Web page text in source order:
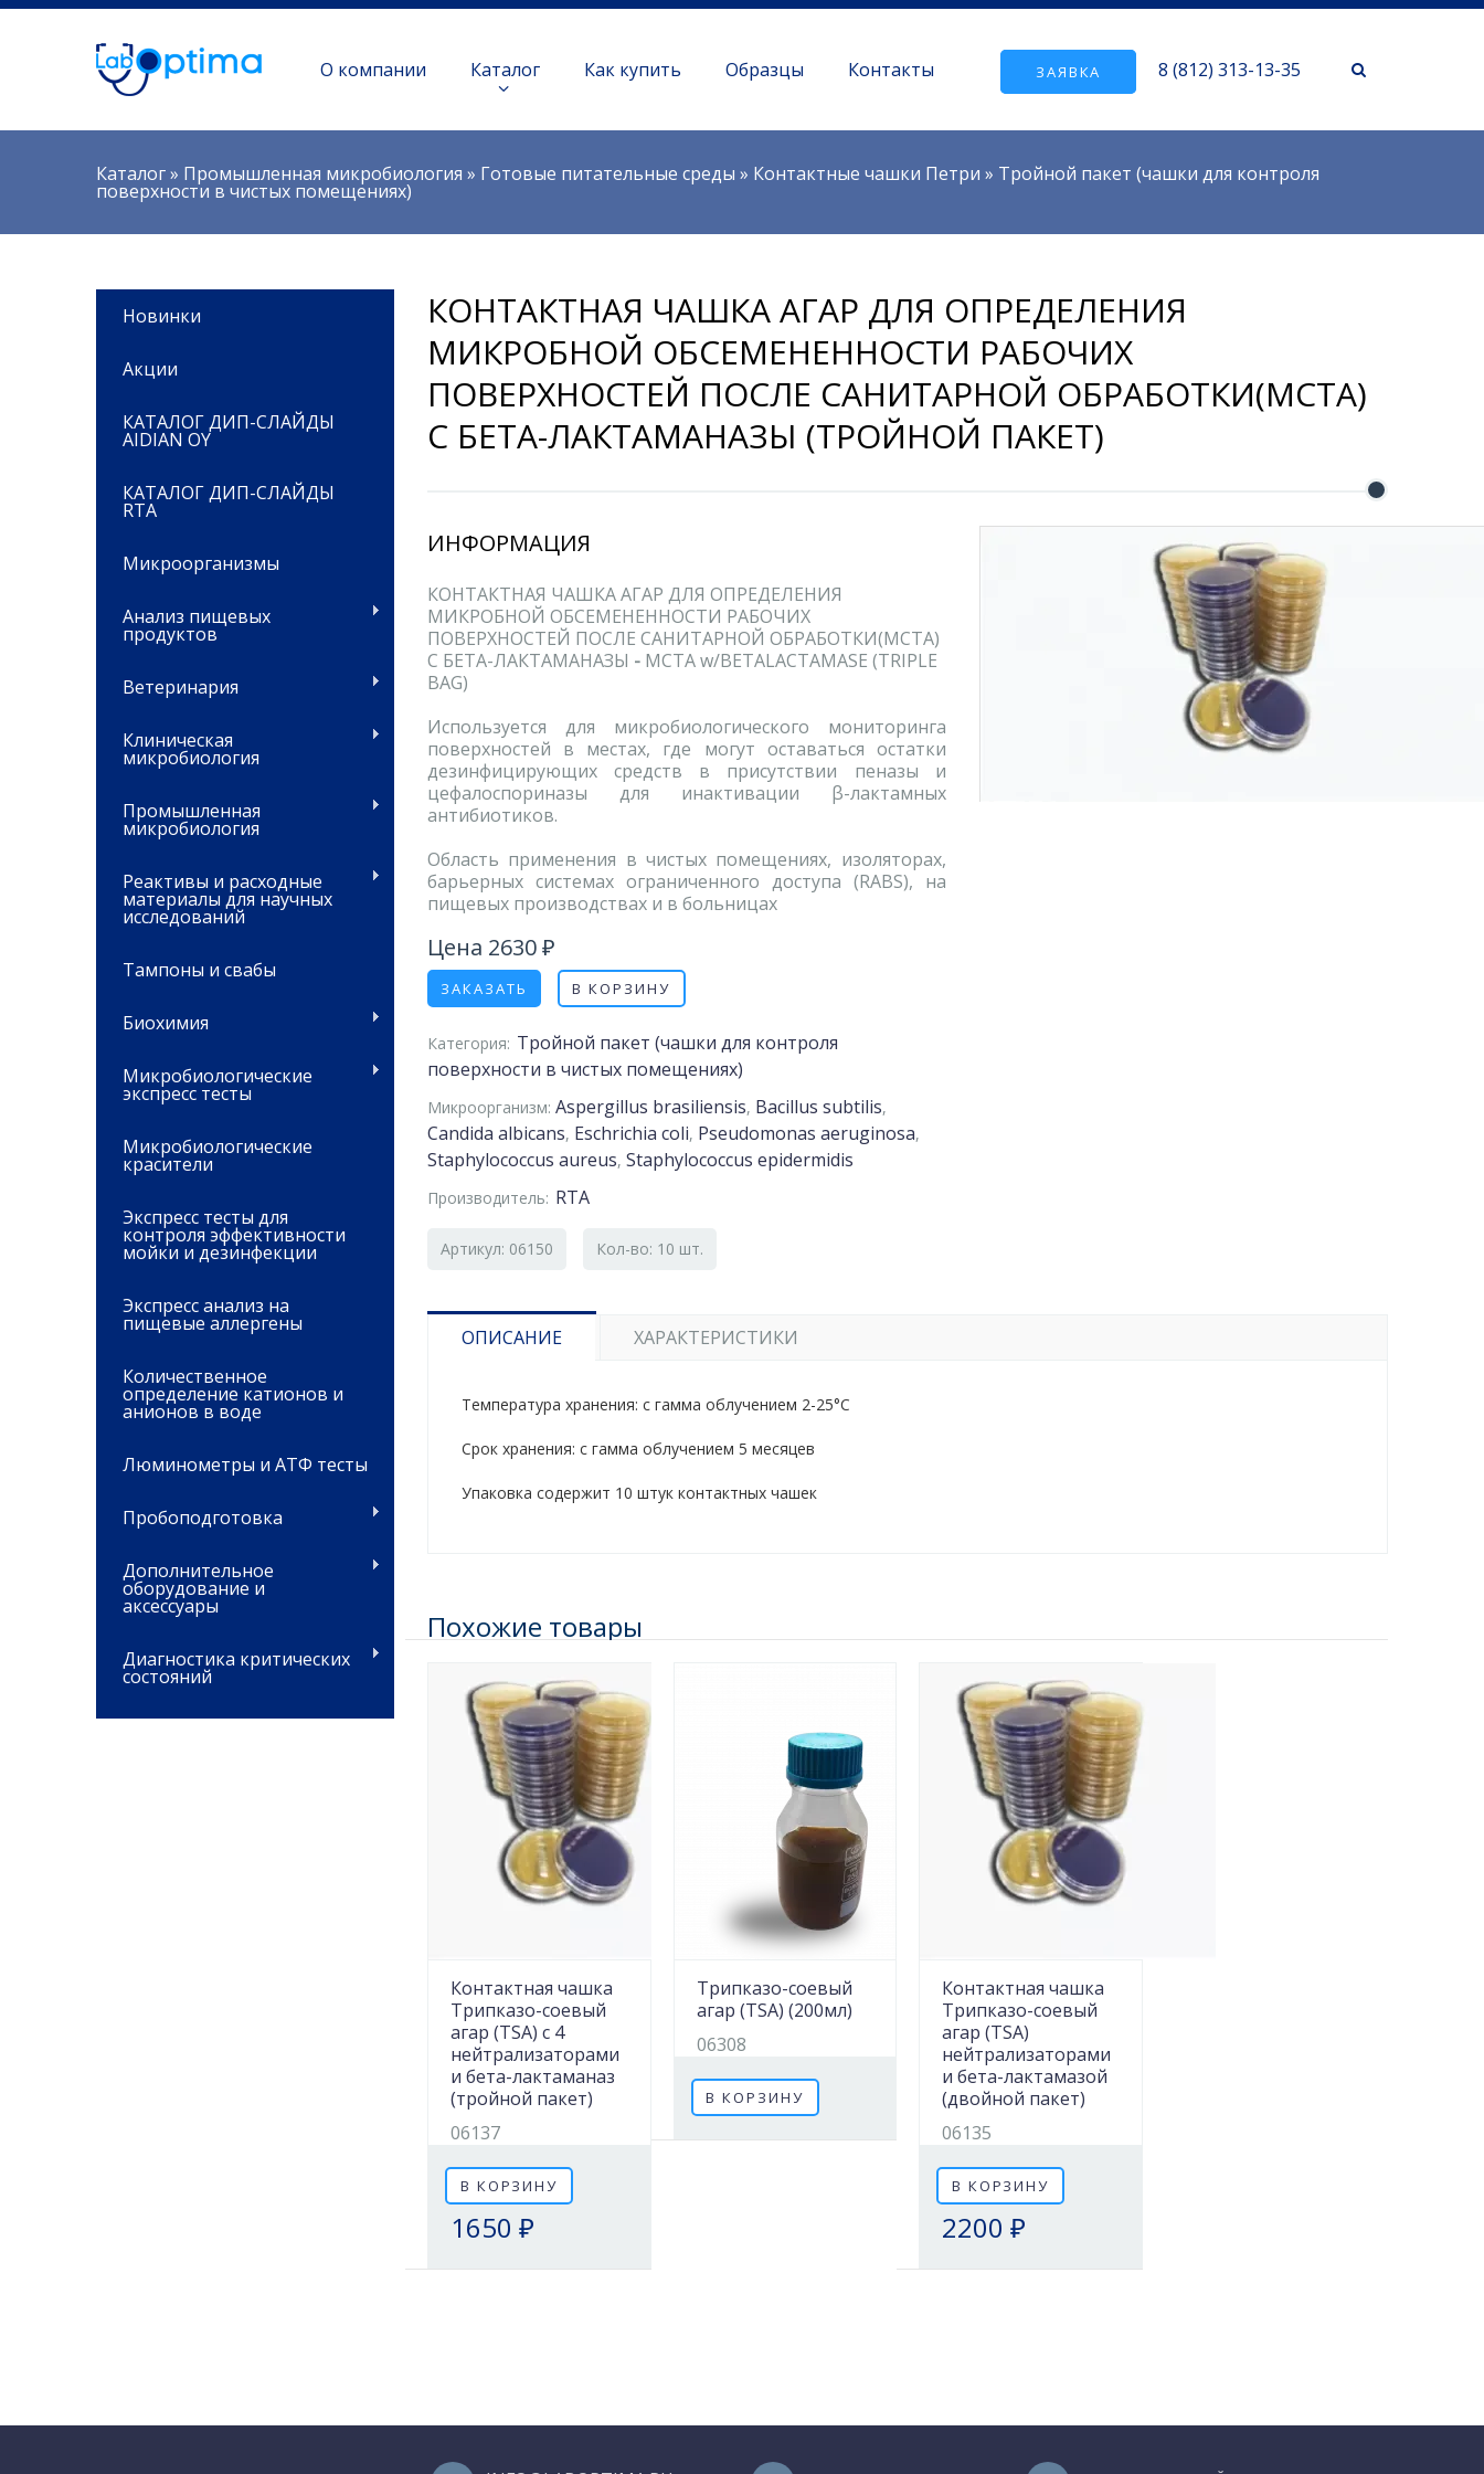
О компании Каталог Как купить Образцы Контакты ЗАЯВКА 8 (812) 313-13-35
Вы здесь
Каталог» Промышленная микробиология » Готовые питательные среды » Контактные чашки Петри » Тройной пакет (чашки для контроля
поверхности в чистых помещениях)
Новинки
Акции
КАТАЛОГ ДИП-СЛАЙДЫ
AIDIAN OY
КАТАЛОГ ДИП-СЛАЙДЫ
RTA
Микроорганизмы
Анализ пищевых
продуктов
Ветеринария
Клиническая
микробиология
Промышленная
микробиология
Реактивы и расходные
материалы для научных
исследований
Тампоны и свабы
Биохимия
Микробиологические
экспресс тесты
Микробиологические
красители
Экспресс тесты для
контроля эффективности
мойки и дезинфекции
Экспресс анализ на
пищевые аллергены
Количественное
определение катионов и
анионов в воде
Люминометры и АТФ тесты
Пробоподготовка
Дополнительное
оборудование и
аксессуары
Диагностика критических
состояний
КОНТАКТНАЯ ЧАШКА АГАР ДЛЯ ОПРЕДЕЛЕНИЯ
МИКРОБНОЙ ОБСЕМЕНЕННОСТИ РАБОЧИХ
ПОВЕРХНОСТЕЙ ПОСЛЕ САНИТАРНОЙ ОБРАБОТКИ(MCTA)
C БЕТА-ЛАКТАМАНАЗЫ (ТРОЙНОЙ ПАКЕТ)
ИНФОРМАЦИЯ
КОНТАКТНАЯ ЧАШКА АГАР ДЛЯ ОПРЕДЕЛЕНИЯ
МИКРОБНОЙ ОБСЕМЕНЕННОСТИ РАБОЧИХ
ПОВЕРХНОСТЕЙ ПОСЛЕ САНИТАРНОЙ ОБРАБОТКИ(MCTA)
C БЕТА-ЛАКТАМАНАЗЫ - MCTA w/BETALACTAMASE (TRIPLE
BAG)
Используется для микробиологического мониторинга
поверхностей в местах, где могут оставаться остатки
дезинфицирующих средств в присутствии пеназы и
цефалоспориназы для инактивации β-лактамных
антибиотиков.
Область применения в чистых помещениях, изоляторах,
барьерных системах ограниченного доступа (RABS), на
пищевых производствах и в больницах
Цена 2630 ₽
ЗАКАЗАТЬ В КОРЗИНУ
Категория: Тройной пакет (чашки для контроля
поверхности в чистых помещениях)
Микроорганизм: Aspergillus brasiliensis, Bacillus subtilis,
Candida albicans, Eschrichia coli, Pseudomonas aeruginosa,
Staphylococcus aureus, Staphylococcus epidermidis
Производитель: RTA
Артикул: 06150 Кол-во: 10 шт.
ОПИСАНИЕ ХАРАКТЕРИСТИКИ
Tемпература хранения: c гамма облучением 2-25°С
Срок хранения: c гамма облучением 5 месяцев
Упаковка содержит 10 штук контактных чашек
Похожие товары
Контактная чашка
Трипказо-соевый
агар (TSA) с 4
нейтрализаторами
и бета-лактаманаз
(тройной пакет)
06137
В КОРЗИНУ
1650 ₽
Трипказо-соевый
агар (TSA) (200мл)
06308
В КОРЗИНУ
Контактная чашка
Трипказо-соевый
агар (TSA)
нейтрализаторами
и бета-лактамазой
(двойной пакет)
06135
В КОРЗИНУ
2200 ₽